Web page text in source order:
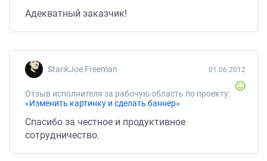
Адекватный заказчик!
StarikJoe Freeman
Отзыв исполнителя за рабочую область по проекту:
«Изменить картинку и сделать баннер»
01.06.2012
Спасибо за честное и продуктивное
сотрудничество.